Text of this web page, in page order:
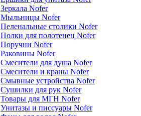
Зеркала Nofer
Мыльницы Nofer
Пеленальные столики Nofer
Полки для полотенец Nofer
Поручни Nofer
Раковины Nofer
Смесители для душа Nofer
Смесители и краны Nofer
Смывные устройства Nofer
Сушилки для рук Nofer
Товары для МГН Nofer
Унитазы и писсуары Nofer